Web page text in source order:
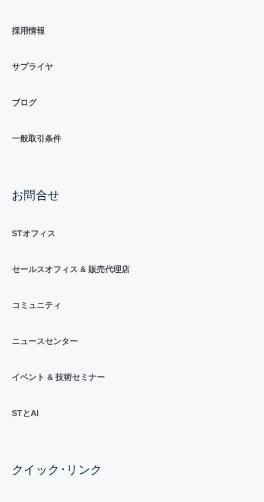
採用情報
サプライヤ
ブログ
一般取引条件
お問合せ
STオフィス
セールスオフィス & 販売代理店
コミュニティ
ニュースセンター
イベント & 技術セミナー
STとAI
クイック･リンク